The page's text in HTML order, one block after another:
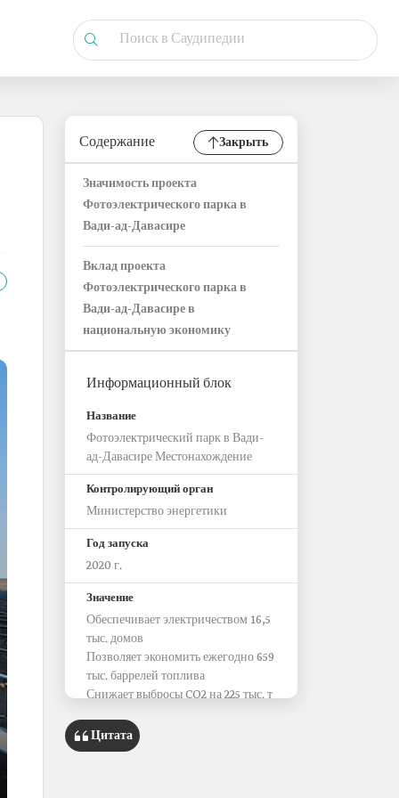
Содержание Закрыть
Значимость проекта
Фотоэлектрического парка в
Вади-ад-Давасире
Вклад проекта
Фотоэлектрического парка в
Вади-ад-Давасире в
национальную экономику
Информационный блок
Название
Фотоэлектрический парк в Вади-
ад-Давасире Местонахождение
Контролирующий орган
Министерство энергетики
Год запуска
2020 г.
Значение
Обеспечивает электричеством 16,5
тыс. домов
Позволяет экономить ежегодно 659
тыс. баррелей топлива
Снижает выбросы CO2 на 225 тыс. т
Вклад в национальную экономику
Цитата